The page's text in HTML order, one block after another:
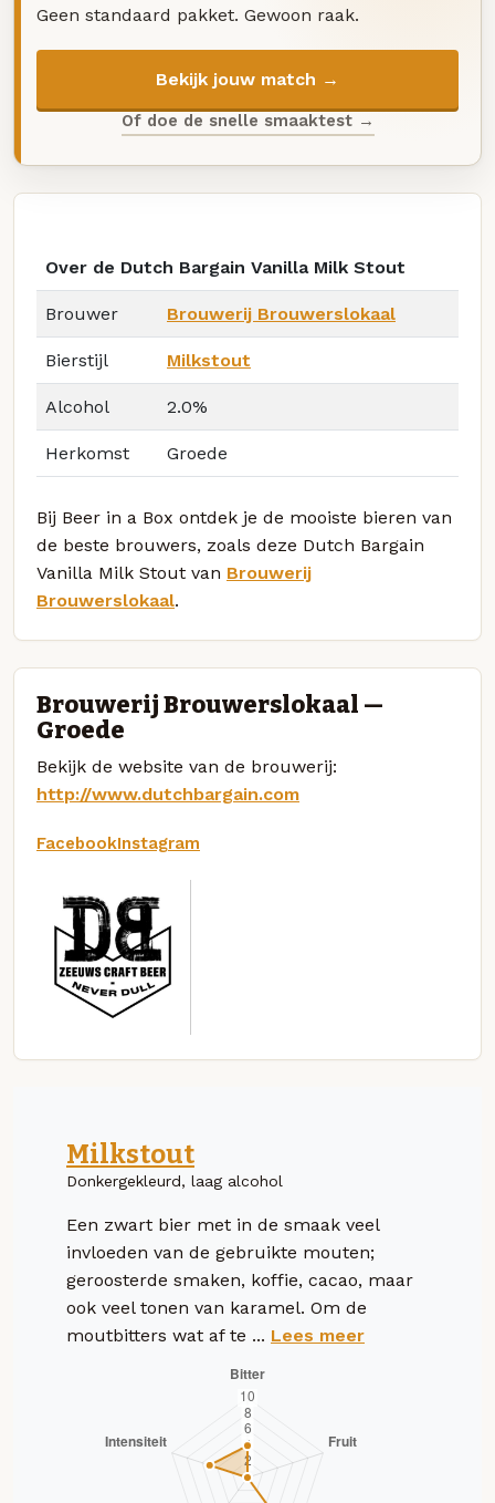
Geen standaard pakket. Gewoon raak.
Bekijk jouw match →
Of doe de snelle smaaktest →
Over de Dutch Bargain Vanilla Milk Stout
Brouwer Brouwerij Brouwerslokaal
Bierstijl Milkstout
Alcohol 2.0%
Herkomst Groede
Bij Beer in a Box ontdek je de mooiste bieren van
de beste brouwers, zoals deze Dutch Bargain
Vanilla Milk Stout van Brouwerij
Brouwerslokaal.
Brouwerij Brouwerslokaal —
Groede
Bekijk de website van de brouwerij:
http://www.dutchbargain.com
FacebookInstagram
Milkstout
Donkergekleurd, laag alcohol
Een zwart bier met in de smaak veel
invloeden van de gebruikte mouten;
geroosterde smaken, koffie, cacao, maar
ook veel tonen van karamel. Om de
moutbitters wat af te ... Lees meer